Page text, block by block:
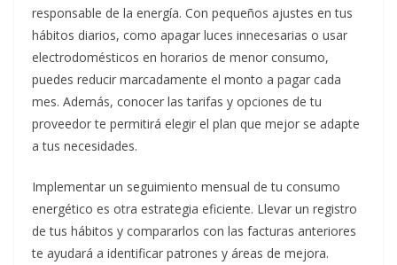
responsable de la energía. Con pequeños ajustes en tus
hábitos diarios, como apagar luces innecesarias o usar
electrodomésticos en horarios de menor consumo,
puedes reducir marcadamente el monto a pagar cada
mes. Además, conocer las tarifas y opciones de tu
proveedor te permitirá elegir el plan que mejor se adapte
a tus necesidades.
Implementar un seguimiento mensual de tu consumo
energético es otra estrategia eficiente. Llevar un registro
de tus hábitos y compararlos con las facturas anteriores
te ayudará a identificar patrones y áreas de mejora.